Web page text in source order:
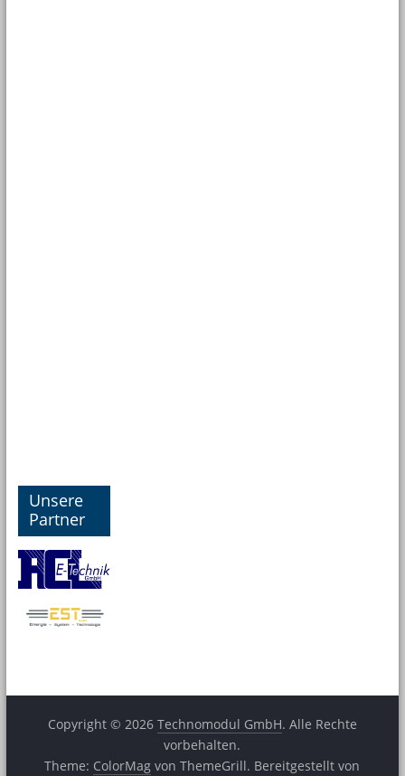
Unsere
Partner
Copyright © 2026 Technomodul GmbH. Alle Rechte
vorbehalten.
Theme: ColorMag von ThemeGrill. Bereitgestellt von